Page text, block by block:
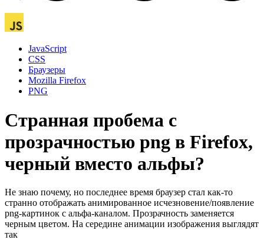
JavaScript
CSS
Браузеры
Mozilla Firefox
PNG
Странная пробема с
прозрачностью png в Firefox,
черный вместо альфы?
Не знаю почему, но последнее время браузер стал как-то
странно отображать анимированное исчезновение/появление
png-картинок с альфа-каналом. Прозрачность заменяется
черным цветом. На середине анимации изображения выглядят
так